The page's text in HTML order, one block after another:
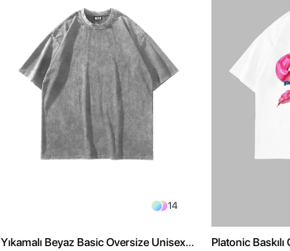
14
Yıkamalı Beyaz Basic Oversize Unisex
Platonic